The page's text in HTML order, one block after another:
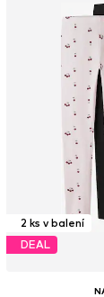
2 ks v balení
DEAL